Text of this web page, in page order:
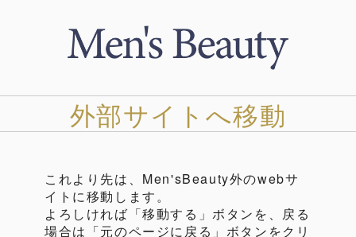
外部サイトへ移動
これより先は、Men'sBeauty外のwebサ
イトに移動します。
よろしければ「移動する」ボタンを、戻る
場合は「元のページに戻る」ボタンをクリ